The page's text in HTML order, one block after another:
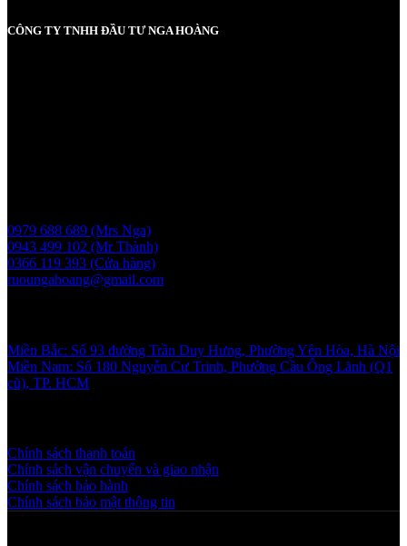
CÔNG TY TNHH ĐẦU TƯ NGA HOÀNG
0979 688 689 (Mrs Nga)
0943 499 102 (Mr Thành)
0366 119 393 (Cửa hàng)
ruoungahoang@gmail.com
Miền Bắc: Số 93 đường Trần Duy Hưng, Phường Yên Hòa, Hà Nội
Miền Nam: Số 180 Nguyễn Cư Trinh, Phường Cầu Ông Lãnh (Q1
cũ), TP. HCM
Chính sách thanh toán
Chính sách vận chuyển và giao nhận
Chính sách bảo hành
Chính sách bảo mật thông tin